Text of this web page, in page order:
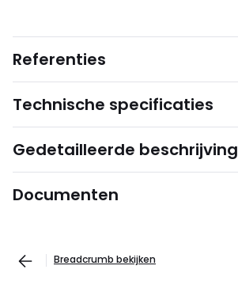
Referenties
Technische specificaties
Gedetailleerde beschrijving
Documenten
Breadcrumb bekijken